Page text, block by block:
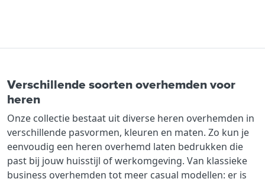
Verschillende soorten overhemden voor
heren
Onze collectie bestaat uit diverse heren overhemden in
verschillende pasvormen, kleuren en maten. Zo kun je
eenvoudig een heren overhemd laten bedrukken die
past bij jouw huisstijl of werkomgeving. Van klassieke
business overhemden tot meer casual modellen: er is